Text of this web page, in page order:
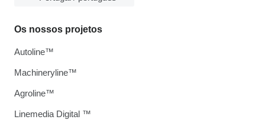
Os nossos projetos
Autoline™
Machineryline™
Agroline™
Linemedia Digital ™